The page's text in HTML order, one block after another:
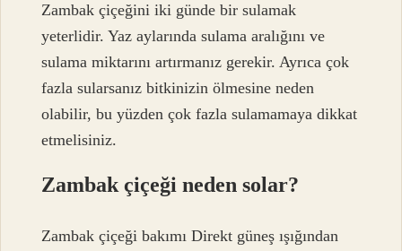
Zambak çiçeğini iki günde bir sulamak
yeterlidir. Yaz aylarında sulama aralığını ve
sulama miktarını artırmanız gerekir. Ayrıca çok
fazla sularsanız bitkinizin ölmesine neden
olabilir, bu yüzden çok fazla sulamamaya dikkat
etmelisiniz.
Zambak çiçeği neden solar?
Zambak çiçeği bakımı Direkt güneş ışığından